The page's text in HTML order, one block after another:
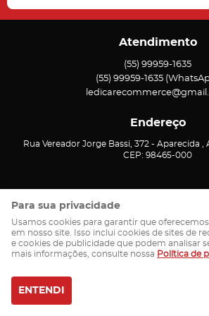
Atendimento
(55) 99959-1635
(55) 99959-1635
Endereço
Rua Vereador Jorge Bassi, 372 - Aparecida ,
CEP: 98465-000
Para sua privacidade
Usamos cookies para garantir que
em nosso site. Isso inclui cookies de sites de
e cookies de publicidade que podem analisar
mais informações, consulte nossa Política de
ENTENDI